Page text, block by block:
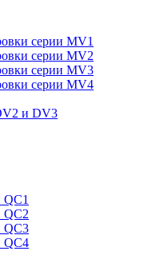
серии MV1
серии MV2
серии MV3
серии MV4
и DV3
QC1
QC2
QC3
QC4